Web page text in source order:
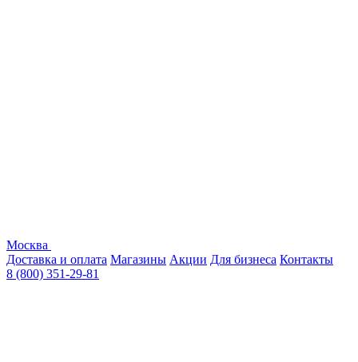
Москва
Доставка и оплата Магазины Акции Для бизнеса Контакты
8 (800) 351-29-81